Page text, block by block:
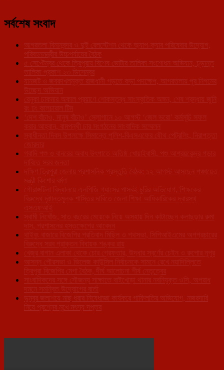
সর্বশেষ সংবাদ
আগরতলা বিমানবন্দর ও দুই রেলস্টেশন থেকে অ্যাপ-ক্যাব পরিষেবার উদ্যোগ,
পরিবহনমন্ত্রীর উচ্চপর্যায়ের বৈঠক
৫ সেপ্টেম্বর থেকে ত্রিপুরায় বিশেষ ভোটার তালিকা সংশোধন অভিযান, চূড়ান্ত
তালিকা প্রকাশ ২৩ ডিসেম্বর
যানজট ও জবরদখলমুক্ত রাজধানী গড়তে কড়া পদক্ষেপ, আগরতলায় পুর নিগমের
উচ্ছেদ অভিযান
রেনুকা চাকমার অকাল প্রয়াণে শোকস্তব্ধ সাংস্কৃতিক অঙ্গন, শেষ শ্রদ্ধায় জুনি
রং ঢং কালচারাল টিম
‘দেশ বাঁচাও, মানুষ বাঁচাও’ স্লোগানে ১০ আগস্ট ‘জেল ভরো’ কর্মসূচি সফল
করার আহ্বান, বামপন্থী চার সংগঠনের সাংবাদিক সম্মেলন
স্বাধীনতা দিবস উপলক্ষে সিমান্তে পুলিশ-বিএসএফের যৌথ পেট্রলিং, নিরাপত্তা
জোরদার
গবাদি পশু ও বানরের অবাধ উৎপাতে অতিষ্ঠ খোয়াইবাসী, পশু আশ্রয়কেন্দ্র গড়ার
দাবিতে সরব জনতা
দক্ষিণ ত্রিপুরা জেলায় প্রশাসনিক প্রস্তুতি বৈঠক: ১২ আগস্ট আসছেন পঞ্চায়েত
মন্ত্রী কিশোর বর্মণ
গৌরাঙ্গটিলা বিদ্যালয়ে এলপিজি গ্যাসের পাসবই চুরির অভিযোগ, শিক্ষকের
বিরুদ্ধে দৃষ্টান্তমূলক শাস্তির দাবিতে জেলা শিক্ষা আধিকারিকের দ্বারস্থ
এসএফআই
স্বামী নিখোঁজ, সাত বছরের মেয়েকে নিয়ে অসহায় দিন কাটাচ্ছেন কলাছড়ার রুমা
দাস, প্রশাসনের হস্তক্ষেপের আবেদন
থাইবুং বাজারে বিজেপির প্রতিবাদ মিছিল ও পথসভা, সিপিআইএমের অপপ্রচারের
বিরুদ্ধে সরব প্রাক্তন বিধায়ক শঙ্কর রায়
খেজুর বাগান এলাকা থেকে চোর গ্রেফতার, উদ্ধার স্বর্ণের চেইন ও রুপোর নূপুর
আসন্ন পৌরসভা ও ভিলেজ কাউন্সিল নির্বাচনকে সামনে রেখে নয়াদিল্লিতে
ত্রিপুরা বিজেপির মেগা বৈঠক, দীর্ঘ আলোচনা শীর্ষ নেতৃত্বের
সাংবাদিকদের সঙ্গে সৌজন্য সাক্ষাতে বাইখোড়া থানার নবনিযুক্ত ওসি, অপরাধ
দমনে সমন্বিত উদ্যোগের বার্তা
ডুম্বুর জলাশয়ে মাছ ধরার নিষেধাজ্ঞা কার্যকরে গাফিলতির অভিযোগ, নজরদারি
নিয়ে প্রশ্নের মুখে মৎস্য দপ্তর